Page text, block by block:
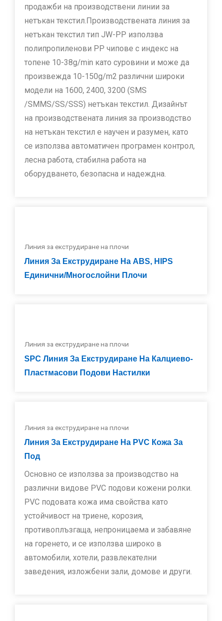
продажби на производствени линии за
нетъкан текстил.Производствената линия за
нетъкан текстил тип JW-PP използва
полипропиленови PP чипове с индекс на
топене 10-38g/min като суровини и може да
произвежда 10-150g/m2 различни широки
модели на 1600, 2400, 3200 (SMS
/SMMS/SS/SSS) нетъкан текстил. Дизайнът
на производствената линия за производство
на нетъкан текстил е научен и разумен, като
се използва автоматичен програмен контрол,
лесна работа, стабилна работа на
оборудването, безопасна и надеждна.
Линия за екструдиране на плочи
Линия За Екструдиране На ABS, HIPS
Единични/многослойни Плочи
Линия за екструдиране на плочи
SPC Линия За Екструдиране На Калциево-
Пластмасови Подови Настилки
Линия за екструдиране на плочи
Линия За Екструдиране На PVC Кожа За
Под
Основно се използва за производство на
различни видове PVC подови кожени ролки.
PVC подовата кожа има свойства като
устойчивост на триене, корозия,
противоплъзгаща, непроницаема и забавяне
на горенето, и се използва широко в
автомобили, хотели, развлекателни
заведения, изложбени зали, домове и други.